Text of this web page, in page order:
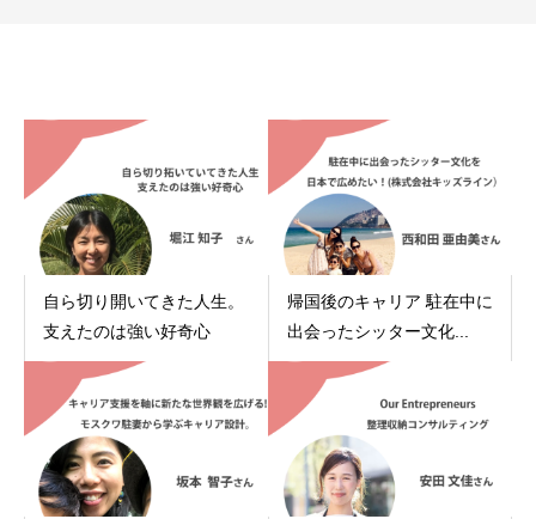
自ら切り開いてきた人生。
支えたのは強い好奇心
帰国後のキャリア 駐在中に
出会ったシッター文化...